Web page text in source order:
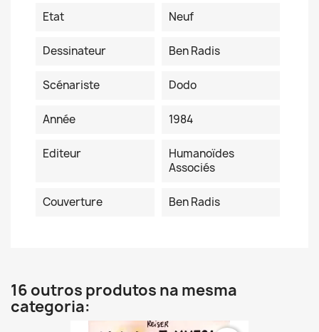
Etat
Neuf
Dessinateur Ben Radis
Scénariste Dodo
Année 1984
Editeur
Humanoïdes
Associés
Couverture Ben Radis
16 outros produtos na mesma
categoria: